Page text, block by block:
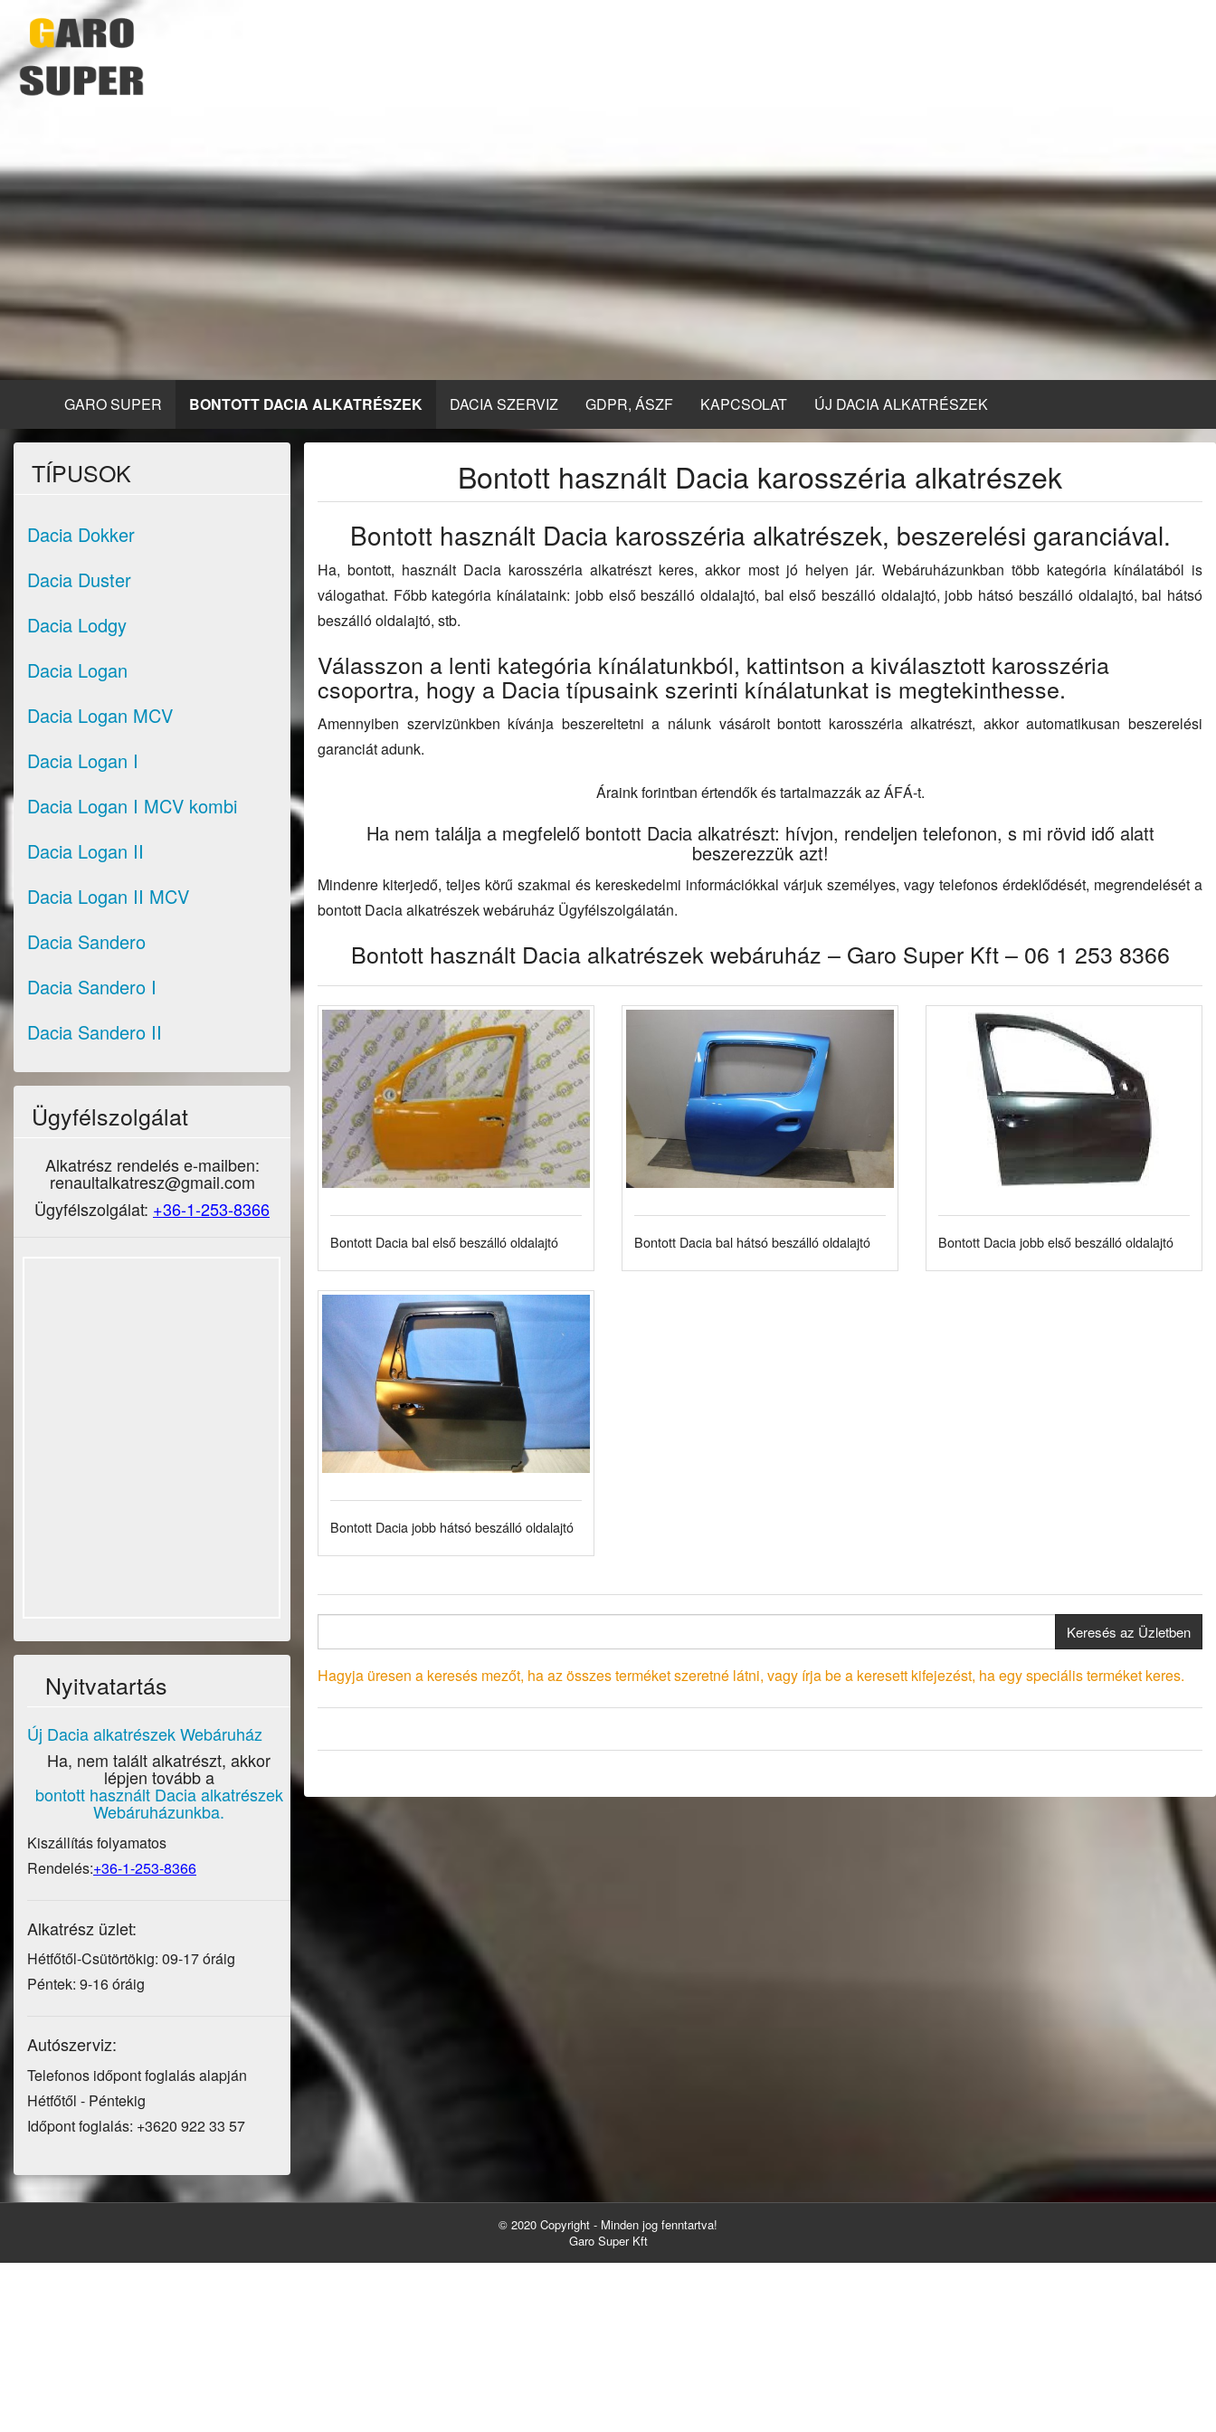
GARO SUPER BONTOTT DACIA ALKATRÉSZEK DACIA SZERVIZ GDPR, ÁSZF KAPCSOLAT ÚJ DACIA ALKATRÉSZEK
Bontott használt Dacia karosszéria alkatrészek
Bontott használt Dacia karosszéria alkatrészek, beszerelési garanciával.
Ha, bontott, használt Dacia karosszéria alkatrészt keres, akkor most jó helyen jár. Webáruházunkban több kategória kínálatából is
válogathat. Főbb kategória kínálataink: jobb első beszálló oldalajtó, bal első beszálló oldalajtó, jobb hátsó beszálló oldalajtó, bal hátsó
beszálló oldalajtó, stb.
Válasszon a lenti kategória kínálatunkból, kattintson a kiválasztott karosszéria
csoportra, hogy a Dacia típusaink szerinti kínálatunkat is megtekinthesse.
Amennyiben szervizünkben kívánja beszereltetni a nálunk vásárolt bontott karosszéria alkatrészt, akkor automatikusan beszerelési
garanciát adunk.
Áraink forintban értendők és tartalmazzák az ÁFÁ-t.
Ha nem találja a megfelelő bontott Dacia alkatrészt: hívjon, rendeljen telefonon, s mi rövid idő alatt
beszerezzük azt!
Mindenre kiterjedő, teljes körű szakmai és kereskedelmi információkkal várjuk személyes, vagy telefonos érdeklődését, megrendelését a
bontott Dacia alkatrészek webáruház Ügyfélszolgálatán.
Bontott használt Dacia alkatrészek webáruház – Garo Super Kft – 06 1 253 8366
Bontott Dacia bal első beszálló oldalajtó Bontott Dacia bal hátsó beszálló oldalajtó Bontott Dacia jobb első beszálló oldalajtó
Bontott Dacia jobb hátsó beszálló oldalajtó
Keresés az Üzletben
Hagyja üresen a keresés mezőt, ha az összes terméket szeretné látni, vagy írja be a keresett kifejezést, ha egy speciális terméket keres.
TÍPUSOK
Dacia Dokker
Dacia Duster
Dacia Lodgy
Dacia Logan
Dacia Logan MCV
Dacia Logan I
Dacia Logan I MCV kombi
Dacia Logan II
Dacia Logan II MCV
Dacia Sandero
Dacia Sandero I
Dacia Sandero II
Ügyfélszolgálat
Alkatrész rendelés e-mailben:
renaultalkatresz@gmail.com
Ügyfélszolgálat: +36-1-253-8366
Nyitvatartás
Új Dacia alkatrészek Webáruház
Ha, nem talált alkatrészt, akkor
lépjen tovább a
bontott használt Dacia alkatrészek
Webáruházunkba.
Kiszállítás folyamatos
Rendelés:+36-1-253-8366
Alkatrész üzlet:
Hétfőtől-Csütörtökig: 09-17 óráig
Péntek: 9-16 óráig
Autószerviz:
Telefonos időpont foglalás alapján
Hétfőtől - Péntekig
Időpont foglalás: +3620 922 33 57
© 2020 Copyright - Minden jog fenntartva!
Garo Super Kft